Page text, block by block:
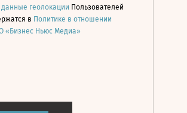
данные геолокации Пользователей
в Политике в отношении
«Бизнес Ньюс Медиа»